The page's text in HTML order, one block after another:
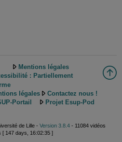
Mentions légales
: Partiellement
légales
Contactez nous !
Portail
Projet Esup-Pod
de Lille - Version 3.8.4- 11084 vidéos
[ 147 days, 16:02:35 ]